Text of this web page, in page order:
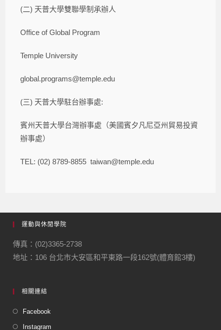
(二) 天普大學雙聯學制承辦人
Office of Global Program
Temple University
global.programs@temple.edu
(三) 天普大學駐台辦事處:
賓州天普大學台灣辦事處（美國賓夕凡尼亞州貿易投資
辦事處）
TEL: (02) 8789-8855 taiwan@temple.edu
運動與休閒學院
傳真：(02)3365-2738
地址：106 台北市大安區和平東路一段162號(體育館3樓)
相關連結
Facebook
Instagram